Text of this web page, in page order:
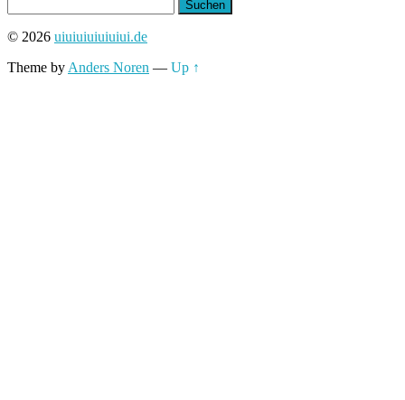
nach:
© 2026 uiuiuiuiuiuiui.de
Theme by Anders Noren — Up ↑